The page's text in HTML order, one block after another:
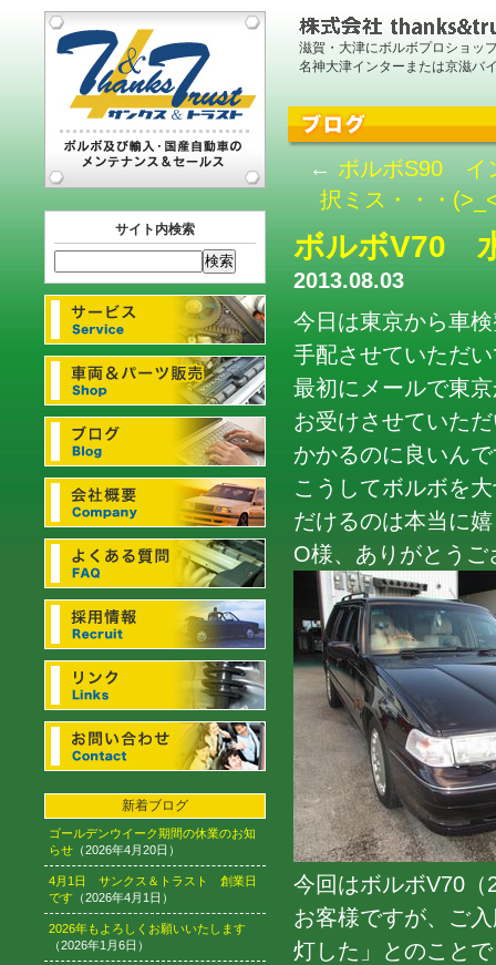
滋賀・大津にボルボプロショッ
名神大津インターまたは京滋バ
サイト内検索
新着ブログ
ゴールデンウイーク期間の休業のお知
らせ （2026年4月20日）
4月1日 サンクス＆トラスト 創業日
です （2026年4月1日）
2026年もよろしくお願いいたします
（2026年1月6日）
← ボルボS90 イ
択ミス・・・
ボルボV70
2013.08.03
今日は東京から車
手配させていただ
最初にメールで東
お受けさせていた
かかるのに良いん
こうしてボルボを
だけるのは本当に
O様、ありがとうご
今回はボルボV70（
お客様ですが、ご
灯した」とのこと